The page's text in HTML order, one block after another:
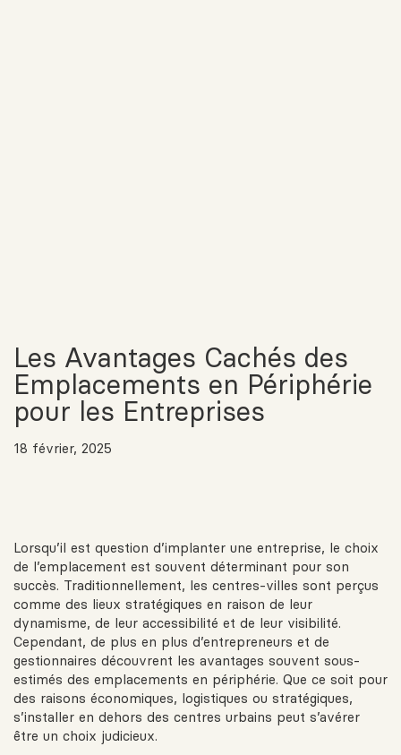
Les Avantages Cachés des
Emplacements en Périphérie
pour les Entreprises
18 février, 2025
Lorsqu’il est question d’implanter une entreprise, le choix
de l’emplacement est souvent déterminant pour son
succès. Traditionnellement, les centres-villes sont perçus
comme des lieux stratégiques en raison de leur
dynamisme, de leur accessibilité et de leur visibilité.
Cependant, de plus en plus d’entrepreneurs et de
gestionnaires découvrent les avantages souvent sous-
estimés des emplacements en périphérie. Que ce soit pour
des raisons économiques, logistiques ou stratégiques,
s’installer en dehors des centres urbains peut s’avérer
être un choix judicieux.